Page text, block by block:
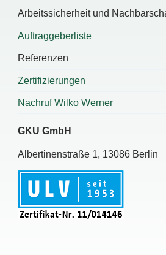
Arbeitssicherheit und
Auftraggeberliste
Referenzen
Zertifizierungen
Nachruf Wilko Werner
GKU GmbH
Albertinenstraße 1, 13086 Berlin